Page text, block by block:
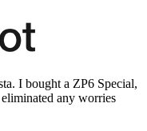
I bought a ZP6 Special,
any worries